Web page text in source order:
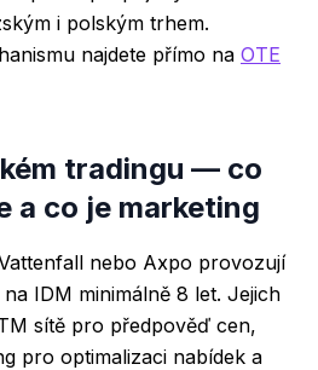
i polským trhem.
najdete přímo na OTE
tradingu — co
a co je marketing
nebo Axpo provozují
IDM minimálně 8 let. Jejich
sítě pro předpověď cen,
pro optimalizaci nabídek a